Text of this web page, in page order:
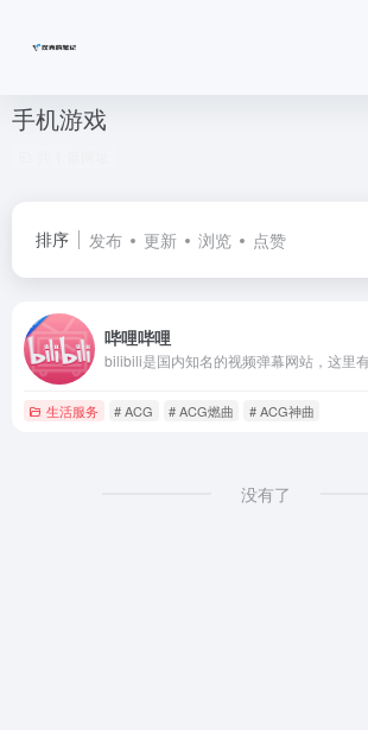
手机游戏
排序 发布 更新 浏览 点赞
哔哩哔哩
生活服务 # ACG # ACG燃曲 # ACG神曲
没有了